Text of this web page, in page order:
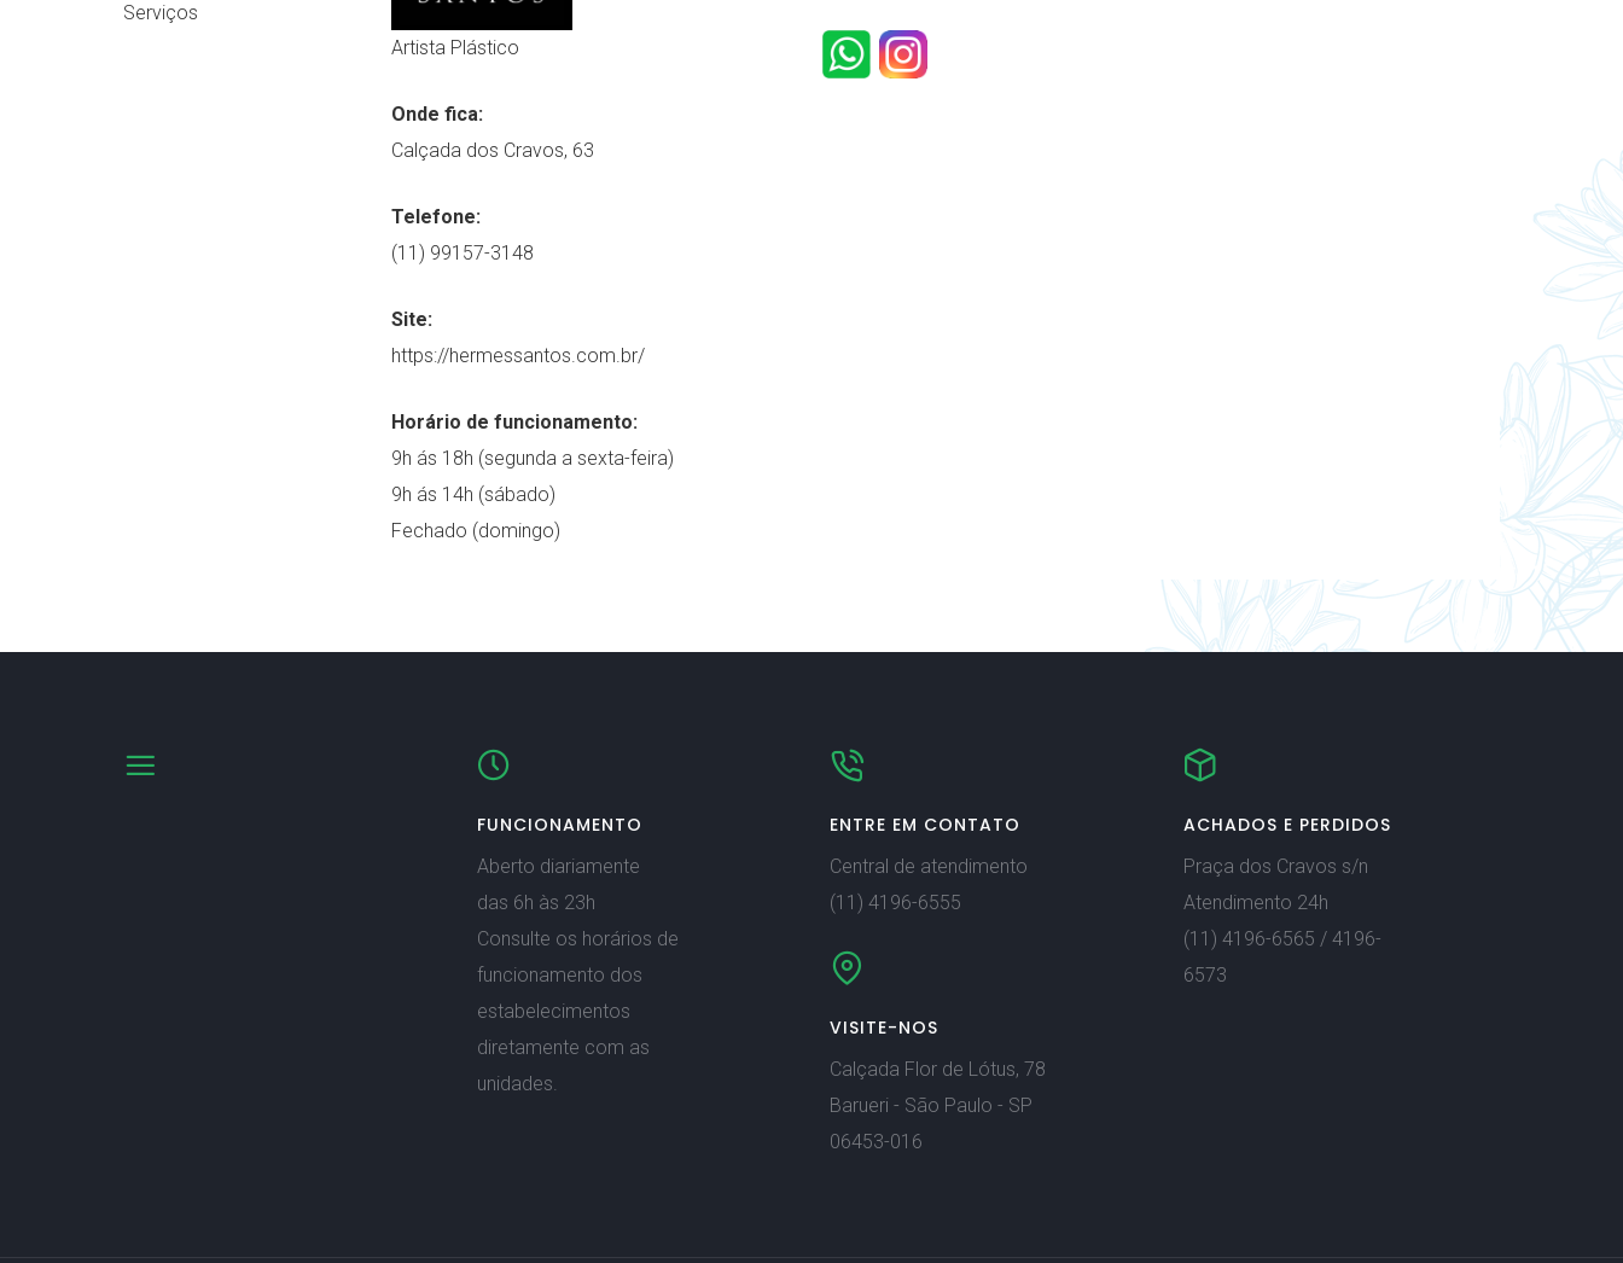
Serviços
Artista Plástico
Onde fica:
Calçada dos Cravos, 63
Telefone:
(11) 99157-3148
Site:
https://hermessantos.com.br/
Horário de funcionamento:
9h ás 18h (segunda a sexta-feira)
9h ás 14h (sábado)
Fechado (domingo)
FUNCIONAMENTO
Aberto diariamente
das 6h às 23h
Consulte os horários de
funcionamento dos
estabelecimentos
diretamente com as
unidades.
ENTRE EM CONTATO
Central de atendimento
(11) 4196-6555
VISITE-NOS
Calçada Flor de Lótus, 78
Barueri - São Paulo - SP
06453-016
ACHADOS E PERDIDOS
Praça dos Cravos s/n
Atendimento 24h
(11) 4196-6565 / 4196-
6573